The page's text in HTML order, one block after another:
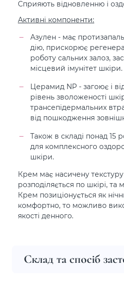
Сприяють відновленню і
Активні компоненти:
Азулен - має
дію, прискорює
роботу сальних залоз,
місцевий імунітет шкіри.
Церамид NP - загоює і
рівень зволоженості
трансепідермальних
від пошкодження
Також в складі понад 15
для комплексного
шкіри.
Крем має насичену
розподіляється по шкірі, та
Крем позиціонується як
комфортно, то можливо
якості денного.
Склад та спосіб